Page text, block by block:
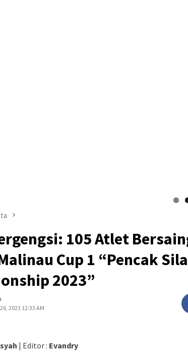
105 Atlet
Cup 1 “Pencak
2023”
2023 12:33 AM
| Editor : Evandry